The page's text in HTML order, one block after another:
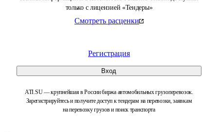
только с лицензией «Тендеры»
Смотреть расценки
Регистрация
Вход
ATI.SU — крупнейшая в России биржа автомобильных грузоперевозок.
Зарегистрируйтесь и получите доступ к тендерам на перевозки, заявкам
на перевозку грузов и поиск транспорта